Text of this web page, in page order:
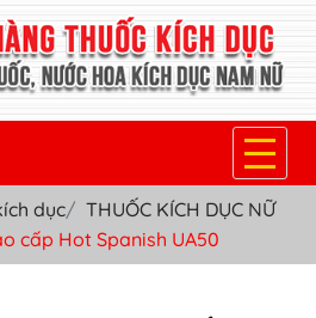
dục
THUỐC KÍCH DỤC NỮ
cấp Hot Spanish UA50